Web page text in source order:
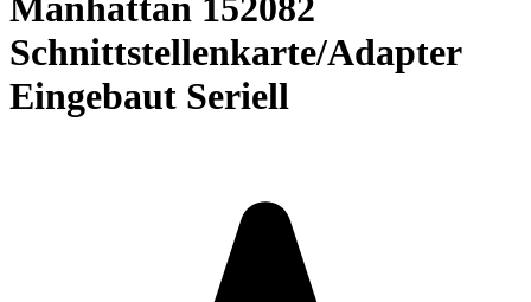
Manhattan 152082
Schnittstellenkarte/Adapter
Eingebaut Seriell